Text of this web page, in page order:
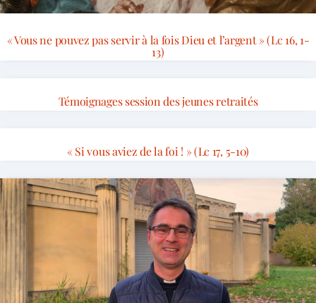
« Vous ne pouvez pas servir à la fois Dieu et l’argent » (Lc 16, 1-
13)
Témoignages session des jeunes retraités
« Si vous aviez de la foi ! » (Lc 17, 5-10)